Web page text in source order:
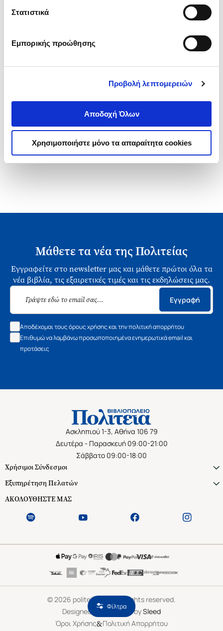
Στατιστικά
Εμπορικής προώθησης
Προβολή λεπτομερειών
Αποδοχή Όλων
Χρησιμοποιήστε μόνο τα απαραίτητα cookies
Φίλτρα
Τιμή Έκδοσης Τιμή Πολιτείας
1-1 από 1 προϊόντα
Μάθετε τα νέα της Πολιτείας
Εγγραφείτε στο newsletter μας και μάθετε πρώτοι όλα τα
νέα βιβλία, τις εξαιρετικές τιμές και τις εκδηλώσεις μας.
Εγγραφή
Αποδέχομαι τους όρους χρήσης και την πολιτική απορρήτου
Επιθυμώ να λαμβάνω προσωποποιημένα ενημερωτικά email και
προτάσεις
Ασκληπιού 1-3, Αθήνα 106 79
Δευτέρα - Παρασκευή 09:00-21:00
Σάββατο 09:00-18:00
Χρήσιμοι Σύνδεσμοι
Εξυπηρέτηση Πελατών
ΑΚΟΛΟΥΘΗΣΤΕ ΜΑΣ
©2026 politeianet.gr All rights reserved.
Designed & Developed bySleed
Όροι Χρήσης&Πολιτική Απορρήτου